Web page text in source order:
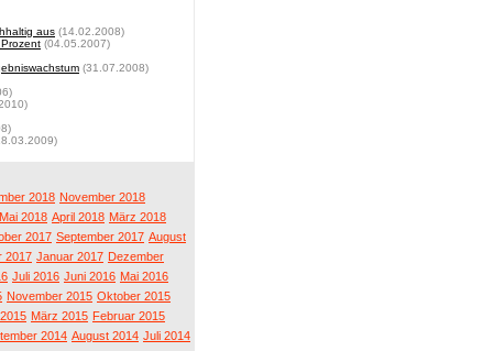
aus (14.02.2008)
(04.05.2007)
(31.07.2008)
2018 November 2018
Mai 2018 April 2018 März 2018
2017 September 2017 August
2017 Januar 2017 Dezember
Juli 2016 Juni 2016 Mai 2016
November 2015 Oktober 2015
März 2015 Februar 2015
2014 August 2014 Juli 2014